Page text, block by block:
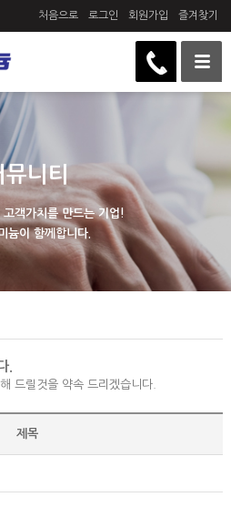
처음으로 로그인 회원가입 즐겨찾기
뮤니티
고객가치를 만드는 기업!
늄이 함께합니다.
.
드릴것을 약속 드리겠습니다.
제목